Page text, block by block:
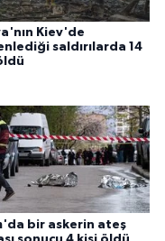
Kiev'de
saldırılarda 14
bir askerin ateş